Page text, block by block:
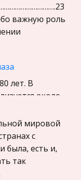
и
важную роль
лет. В
около
(пиг
мировой
с
была, есть и,
так